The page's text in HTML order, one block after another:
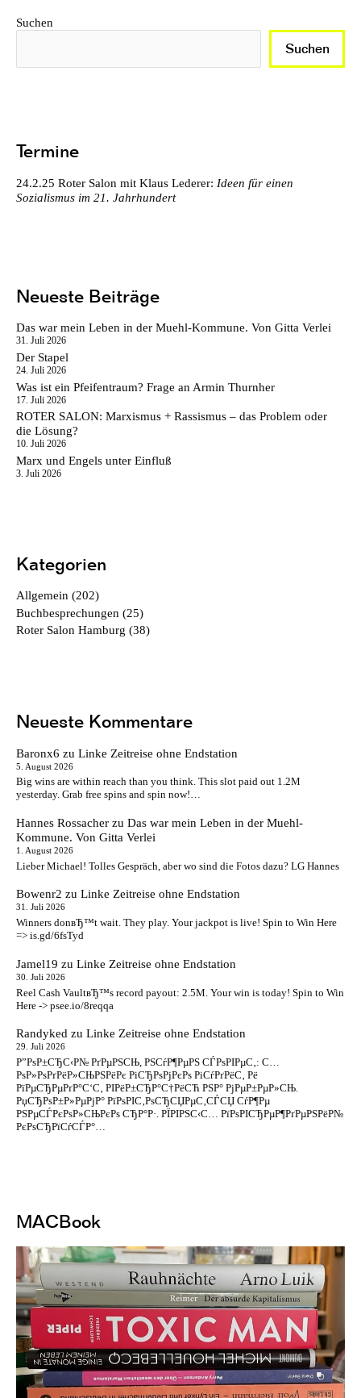
Suchen
Suchen
Termine
24.2.25 Roter Salon mit Klaus Lederer: Ideen für einen
Sozialismus im 21. Jahrhundert
Neueste Beiträge
Das war mein Leben in der Muehl-Kommune. Von Gitta Verlei
31. Juli 2026
Der Stapel
24. Juli 2026
Was ist ein Pfeifentraum? Frage an Armin Thurnher
17. Juli 2026
ROTER SALON: Marxismus + Rassismus – das Problem oder
die Lösung?
10. Juli 2026
Marx und Engels unter Einfluß
3. Juli 2026
Kategorien
Allgemein (202)
Buchbesprechungen (25)
Roter Salon Hamburg (38)
Neueste Kommentare
Baronx6 zu Linke Zeitreise ohne Endstation
5. August 2026
Big wins are within reach than you think. This slot paid out 1.2M
yesterday. Grab free spins and spin now!…
Hannes Rossacher zu Das war mein Leben in der Muehl-
Kommune. Von Gitta Verlei
1. August 2026
Lieber Michael! Tolles Gespräch, aber wo sind die Fotos dazu? LG Hannes
Bowenr2 zu Linke Zeitreise ohne Endstation
31. Juli 2026
Winners donвЂ™t wait. They play. Your jackpot is live! Spin to Win Here
=> is.gd/6fsTyd
Jamel19 zu Linke Zeitreise ohne Endstation
30. Juli 2026
Reel Cash VaultвЂ™s record payout: 2.5M. Your win is today! Spin to Win
Here -> psee.io/8reqqa
Randyked zu Linke Zeitreise ohne Endstation
29. Juli 2026
Р”РѕР±СЂС‹Р№ РґРµРЅСЊ, РЅСѓР¶РµРЅ СЃРѕРІРµС‚: С…
РѕР»РѕРґРёР»СЊРЅРёРє РіСЂРѕРјРєРѕ РіСѓРґРёС‚ Рё
РїРµСЂРµРґР°С‘С‚ РІРёР±СЂР°С†РёСЋ РЅР° РјРµР±РµР»СЊ.
РџСЂРѕР±Р»РµРјР° РїРѕРІС‚РѕСЂСЏРµС‚СЃСЏ СѓР¶Рµ
РЅРµСЃРєРѕР»СЊРєРѕ СЂР°Р·. РЇРІРЅС‹С… РїРѕРІСЂРµР¶РґРµРЅРёР№
РєРѕСЂРїСѓСЃР°…
MACBook